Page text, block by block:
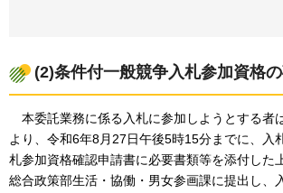
(2)条件付一般競争入札参加資格
本委託業務に係る入札に参加しようとする者
より、令和6年8月27日午後5時15分までに、入
札参加資格確認申請書に必要書類等を添付した
総合政策部生活・協働・男女参画課に提出し、